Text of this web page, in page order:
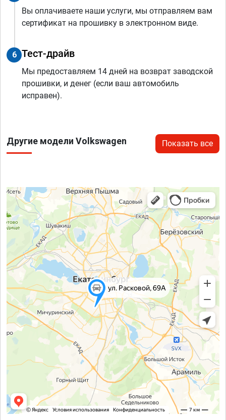
Вы оплачиваете наши услуги, мы отправляем вам
сертификат на прошивку в электронном виде.
6 Тест-драйв
Мы предоставляем 14 дней на возврат заводской
прошивки, и денег (если ваш автомобиль
исправен).
Другие модели Volkswagen Показать все